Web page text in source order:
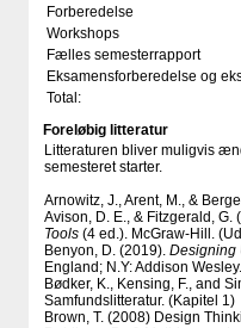
Forberedelse
Workshops
Fælles semesterrapport
Eksamensforberedelse og
Total:
Foreløbig litteratur
Litteraturen bliver muligvis
semesteret starter.
Arnowitz, J., Arent, M., &
Avison, D. E., & Fitzgerald, G.
Tools (4 ed.). McGraw-Hill.
Benyon, D. (2019). Designing
England; N.Y: Addison Wesley.
Bødker, K., Kensing, F., and
Samfundslitteratur. (Kapitel 1)
Brown, T. (2008) Design